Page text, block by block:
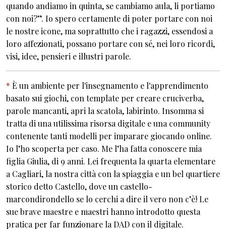
quando andiamo in quinta, se cambiamo aula, li portiamo
con noi?”. Io spero certamente di poter portare con noi
le nostre icone, ma soprattutto che i ragazzi, essendosi a
loro affezionati, possano portare con sé, nei loro ricordi,
visi, idee, pensieri e illustri parole.
* È un ambiente per l'insegnamento e l'apprendimento
basato sui giochi, con template per creare cruciverba,
parole mancanti, apri la scatola, labirinto. Insomma si
tratta di una utilissima risorsa digitale e una community
contenente tanti modelli per imparare giocando online.
Io l’ho scoperta per caso. Me l’ha fatta conoscere mia
figlia Giulia, di 9 anni. Lei frequenta la quarta elementare
a Cagliari, la nostra città con la spiaggia e un bel quartiere
storico detto Castello, dove un castello-
marcondirondello se lo cerchi a dire il vero non c’è! Le
sue brave maestre e maestri hanno introdotto questa
pratica per far funzionare la DAD con il digitale.